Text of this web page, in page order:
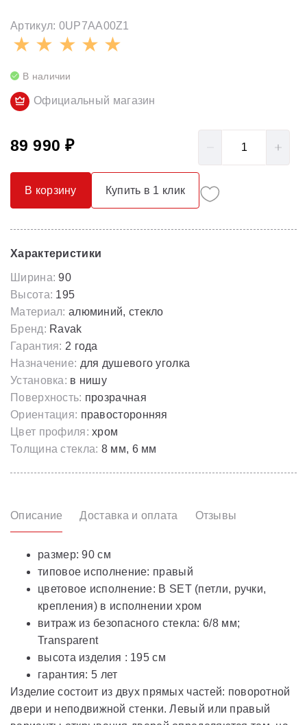
Артикул: 0UP7AA00Z1
В наличии
Официальный магазин
89 990 ₽
В корзину Купить в 1 клик
Характеристики
Ширина: 90
Высота: 195
Материал: алюминий, стекло
Бренд: Ravak
Гарантия: 2 года
Назначение: для душевого уголка
Установка: в нишу
Поверхность: прозрачная
Ориентация: правосторонняя
Цвет профиля: хром
Толщина стекла: 8 мм, 6 мм
Описание Доставка и оплата Отзывы
размер: 90 см
типовое исполнение: правый
цветовое исполнение: B SET (петли, ручки,
крепления) в исполнении хром
витраж из безопасного стекла: 6/8 мм;
Transparent
высота изделия : 195 см
гарантия: 5 лет
Изделие состоит из двух прямых частей: поворотной
двери и неподвижной стенки. Левый или правый